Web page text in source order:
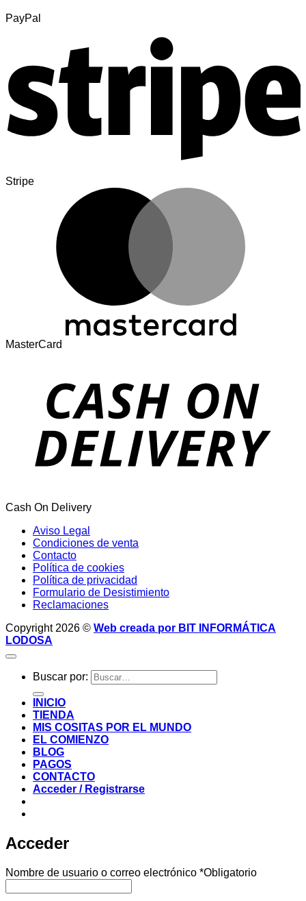
PayPal
Stripe
MasterCard
Cash On Delivery
Aviso Legal
Condiciones de venta
Contacto
Política de cookies
Política de privacidad
Formulario de Desistimiento
Reclamaciones
Copyright 2026 © Web creada por BIT INFORMÁTICA
LODOSA
Buscar por:
INICIO
TIENDA
MIS COSITAS POR EL MUNDO
EL COMIENZO
BLOG
PAGOS
CONTACTO
Acceder / Registrarse
Acceder
Nombre de usuario o correo electrónico *Obligatorio